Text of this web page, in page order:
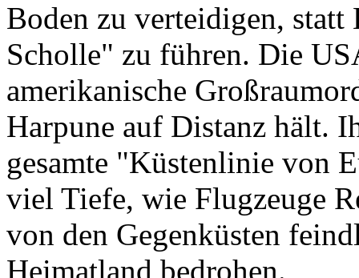
Boden zu verteidigen,
Scholle" zu führen. Die
amerikanische
Harpune auf Distanz hält.
gesamte "Küstenlinie von
viel Tiefe, wie Flugzeuge
von den Gegenküsten
Heimatland bedrohen.